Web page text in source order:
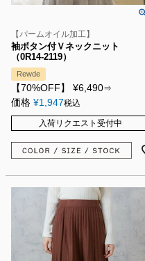
【パームオイル加工】
袖ボタン付Ｖネックニット
（0R14-2119）
Rewde
【70%OFF】 ¥6,490⇒
価格 ¥1,947税込
入荷リクエスト受付中